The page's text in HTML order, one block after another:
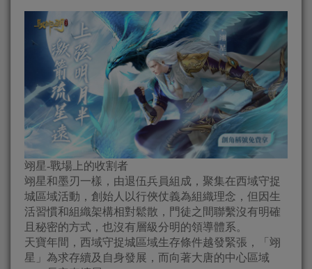
翊星-戰場上的收割者
翊星和墨刃一樣，由退伍兵員組成，聚集在西域守捉
城區域活動，創始人以行俠仗義為組織理念，但因生
活習慣和組織架構相對鬆散，門徒之間聯繫沒有明確
且秘密的方式，也沒有層級分明的領導體系。
天寶年間，西域守捉城區域生存條件越發緊張，「翊
星」為求存續及自身發展，而向著大唐的中心區域